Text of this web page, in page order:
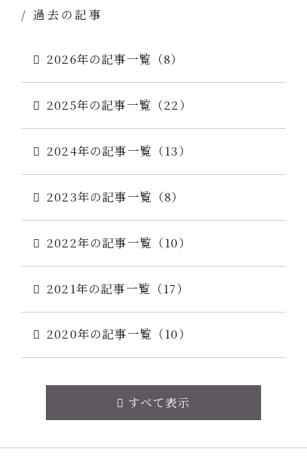
/ 過去の記事
2026年の記事一覧（8）
2025年の記事一覧（22）
2024年の記事一覧（13）
2023年の記事一覧（8）
2022年の記事一覧（10）
2021年の記事一覧（17）
2020年の記事一覧（10）
すべて表示